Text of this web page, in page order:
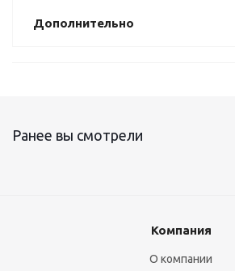
Дополнительно
Ранее вы смотрели
Компания
О компании